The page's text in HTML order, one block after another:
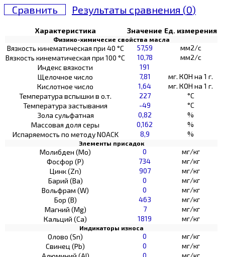
Сравнить Результаты сравнения (0)
Характеристика Значение Ед. измерения
Физико-химичесие свойства масла
Вязкость кинематическая при 40 °С 57,59
мм2/с
Вязкость кинематическая при 100 °С
10,78
мм2/с
Индекс вязкости
191
Щелочное число
7,81
мг. КОН на 1 г.
Кислотное число
1,64
мг. КОН на 1 г.
Температура вспышки в о.т.
227
°C
Температура застывания
-49
°C
Зола сульфатная
0,82
%
Массовая доля серы
0,162
%
Испаряемость по методу NOACK
8,9 %
Элементы присадок
Молибден (Мо) 0
мг/кг
Фосфор (Р)
734
мг/кг
Цинк (Zn)
907
мг/кг
Барий (Ва)
0
мг/кг
Вольфрам (W)
0
мг/кг
Бор (В)
463
мг/кг
Магний (Mg)
7
мг/кг
Кальций (Са)
1819 мг/кг
Индикаторы износа
Олово (Sn) 0
мг/кг
Свинец (Pb)
0
мг/кг
0
мг/кг